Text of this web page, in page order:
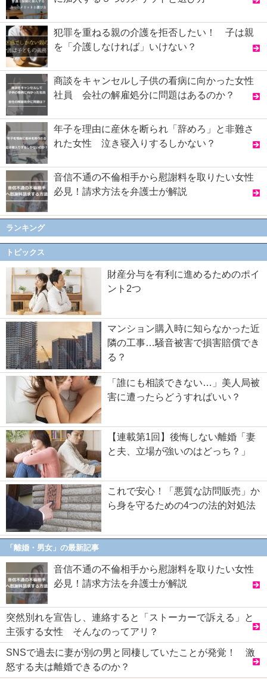
犯罪を重ねる親の介護を拒否したい！ 子は親
を「介護しなければ」いけない？
商談をキャンセルし子供の看病に向かった女性
社員 会社の解雇処分に問題はあるのか？
年子を理由に産休を断られ「辞めろ」と非難さ
れた女性 泣き寝入りするしかない？
音信不通の不倫相手から慰謝料を取りたい女性
必見！請求方法を弁護士が解説
ランキング
トピックス
財産分与を有利に進めるためのポイ
ント2つ
マンション購入時に知らなかった近
隣の工事…騒音被害で損害賠償でき
る？
「誰にも相談できない…」美人局被
害に遭ったらどうすればいい？
【連載第1回】後悔しない離婚「妻
と夫、立場が強いのはどっち？」
これで安心！「悪質な訪問販売」か
ら身を守るための4つの法的対処法
「離婚・男女」の最新記事
音信不通の不倫相手から慰謝料を取りたい女性
必見！請求方法を弁護士が解説
突然別れを宣告し、連絡すると「ストーカーで訴える」と
主張する女性 そんなのってアリ？
SNSで過去に妻が別の男と同棲していたことが発覚！ 激
怒する夫は離婚できるのか？